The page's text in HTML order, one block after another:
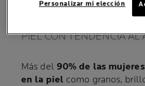
UNA RELACIÓN DE AMOR-
PIEL CON TENDENCIA AL
Más del 90% de las
en la piel como granos,
Personalizar mi elección